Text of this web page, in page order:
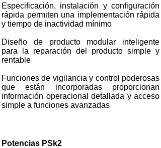
Especificación, instalación y configuración
rápida permiten una implementación rápida
y tiempo de inactividad mínimo
Diseño de producto modular inteligente
para la reparación del producto simple y
rentable
Funciones de vigilancia y control poderosas
que están incorporadas proporcionan
información operacional detallada y acceso
simple a funciones avanzadas
Potencias PSk2